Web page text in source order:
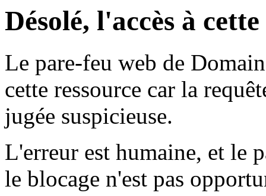
Désolé, l'accès à
Le pare-feu web de
cette ressource car la
jugée suspicieuse.
L'erreur est humaine, et le
le blocage n'est pas